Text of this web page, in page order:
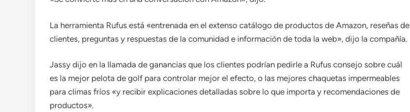
La herramienta Rufus está «entrenada en el extenso catálogo de productos de Amazon, reseñas de
clientes, preguntas y respuestas de la comunidad e información de toda la web», dijo la compañía.
Jassy dijo en la llamada de ganancias que los clientes podrían pedirle a Rufus consejo sobre cuál
es la mejor pelota de golf para controlar mejor el efecto, o las mejores chaquetas impermeables
para climas fríos «y recibir explicaciones detalladas sobre lo que importa y recomendaciones de
productos».